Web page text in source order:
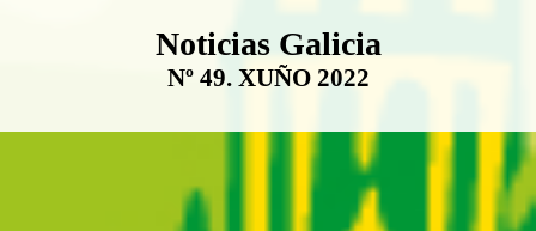
Boletín Noticias Galicia
Noticias Galicia
Nº 49. XUÑO 2022